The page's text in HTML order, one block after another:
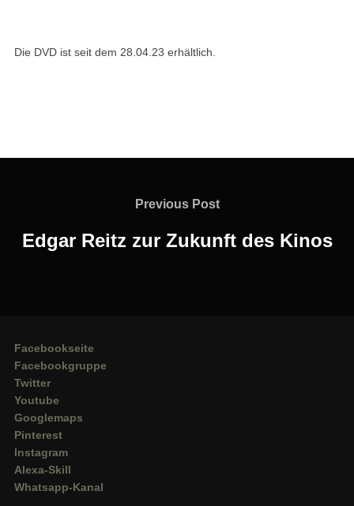
Die DVD ist seit dem 28.04.23 erhältlich.
Previous
Previous Post
Edgar Reitz zur Zukunft des Kinos
Facebookseite
Facebookgruppe
Twitter
Youtube
Googlemaps
Pinterest
Instagram
Alexa-Skill
Whatsapp-Kanal